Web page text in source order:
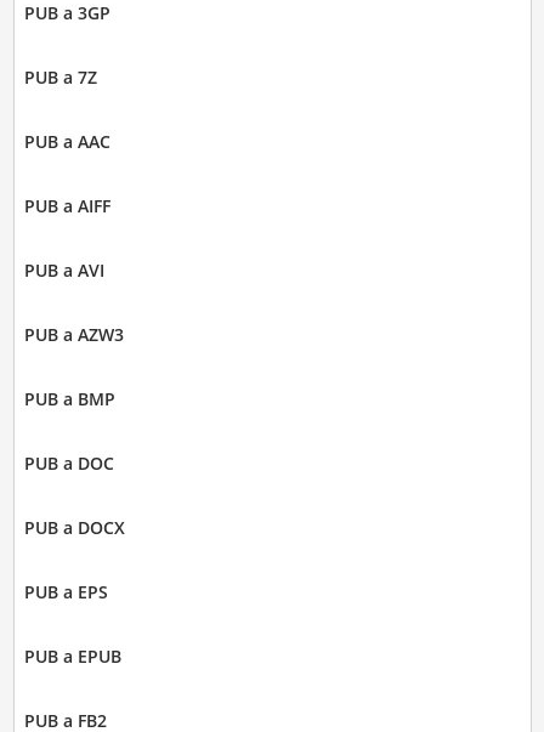
PUB a 3GP
PUB a 7Z
PUB a AAC
PUB a AIFF
PUB a AVI
PUB a AZW3
PUB a BMP
PUB a DOC
PUB a DOCX
PUB a EPS
PUB a EPUB
PUB a FB2